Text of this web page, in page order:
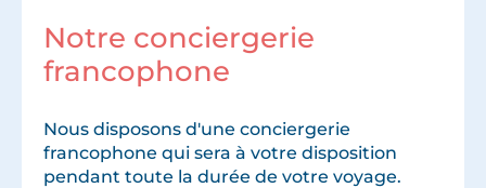
Notre conciergerie
francophone
Nous disposons d'une conciergerie
francophone qui sera à votre disposition
pendant toute la durée de votre voyage.